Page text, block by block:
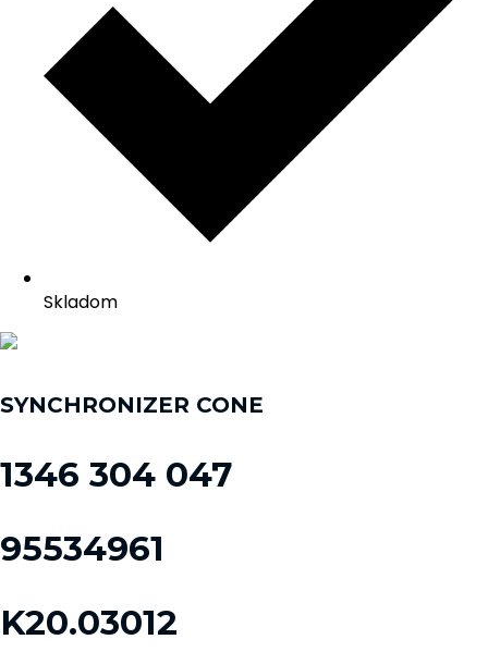
Skladom
SYNCHRONIZER CONE
1346 304 047
95534961
K20.03012